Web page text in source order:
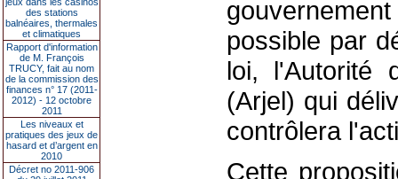
des stations
balnéaires, thermales
et climatiques
Rapport d'information
de M. François
TRUCY, fait au nom
de la commission des
finances n° 17 (2011-
2012) - 12 octobre
2011
Les niveaux et
pratiques des jeux de
hasard et d’argent en
2010
Décret no 2011-906
possible par
loi, l'Autorité
(Arjel) qui
contrôlera
Cette